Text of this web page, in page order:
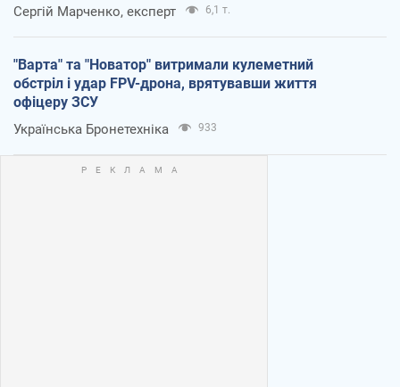
Сергій Марченко, експерт 6,1 т.
"Варта" та "Новатор" витримали кулеметний
обстріл і удар FPV-дрона, врятувавши життя
офіцеру ЗСУ
Українська Бронетехніка 933